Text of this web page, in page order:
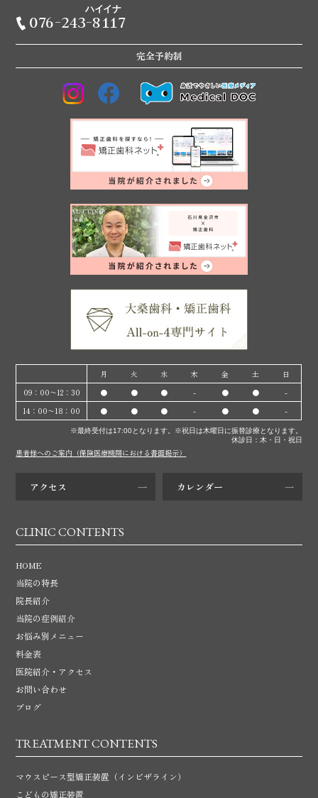
ハイイナ
076-243-8117
完全予約制
月 火 水 木 金 土
日
09：00〜12：30
● ● ● - ● ●
-
14：00〜18：00
● ● ● - ● ● -
※最終受付は17:00となります。※祝日は木曜日に振替診療となります。
休診日：木・日・祝日
患者様へのご案内（保険医療機関における書面掲示）
アクセス カレンダー
CLINIC CONTENTS
HOME
当院の特長
院長紹介
当院の症例紹介
お悩み別メニュー
料金表
医院紹介・アクセス
お問い合わせ
ブログ
TREATMENT CONTENTS
マウスピース型矯正装置 （インビザライン）
こどもの矯正装置